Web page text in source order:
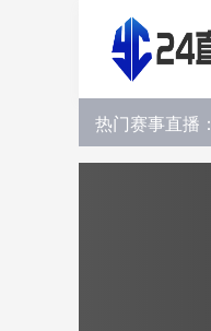
热门赛事直播：